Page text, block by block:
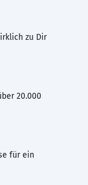
zu Dir
20.000
für ein